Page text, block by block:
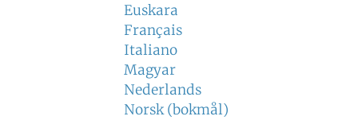
Euskara
Français
Italiano
Magyar
Nederlands
Norsk (bokmål)